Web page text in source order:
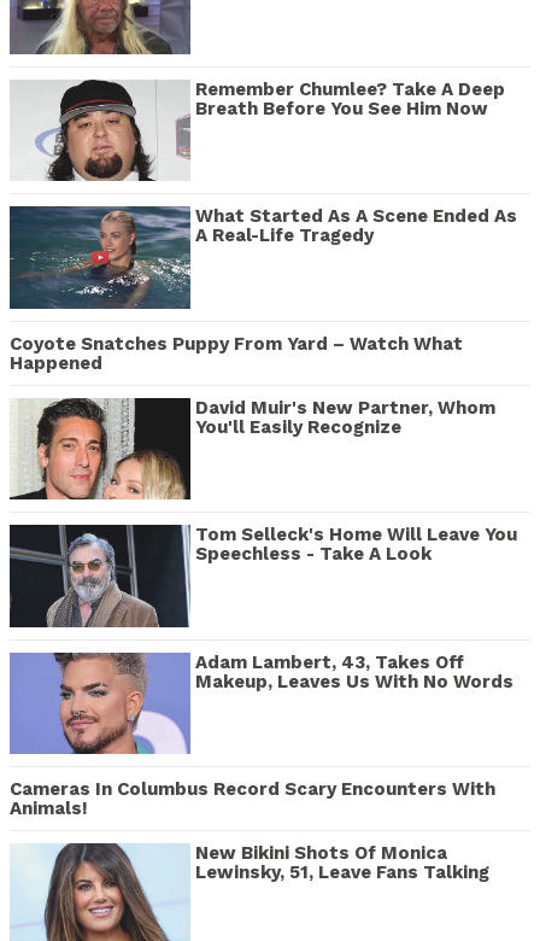
Remember Chumlee? Take A Deep
Breath Before You See Him Now
What Started As A Scene Ended As
A Real-Life Tragedy
Coyote Snatches Puppy From Yard – Watch What
Happened
David Muir's New Partner, Whom
You'll Easily Recognize
Tom Selleck's Home Will Leave You
Speechless - Take A Look
Adam Lambert, 43, Takes Off
Makeup, Leaves Us With No Words
Cameras In Columbus Record Scary Encounters With
Animals!
New Bikini Shots Of Monica
Lewinsky, 51, Leave Fans Talking